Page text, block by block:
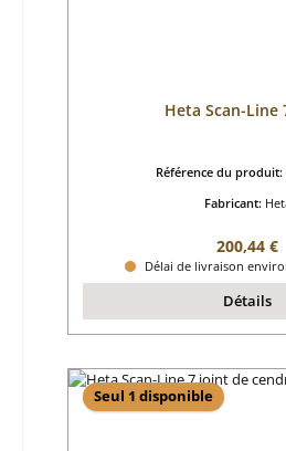
Heta Scan-Line
Référence du produit:
Fabricant:
Prix
200,44 €
Délai de livraison
Détails
Seul 1 disponible